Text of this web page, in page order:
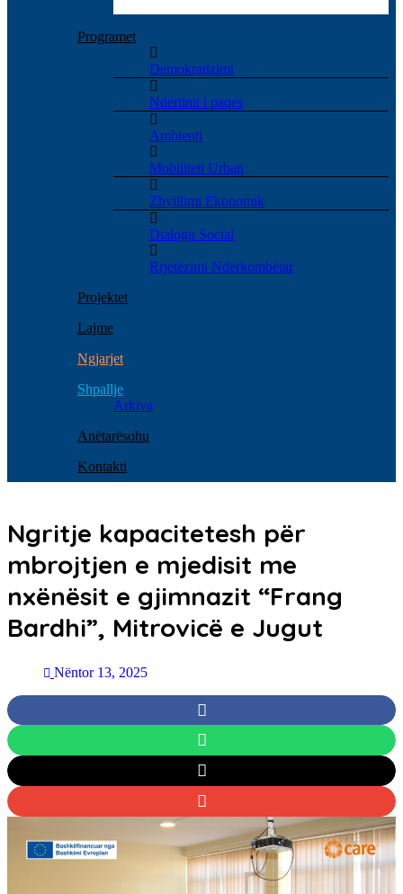
Programet
Demokratizimi
Ndërtimi i paqes
Ambienti
Mobiliteti Urban
Zhvillimi Ekonomik
Dialogu Social
Rrjetëzimi Ndërkombëtar
Projektet
Lajme
Ngjarjet
Shpallje
Arkiva
Anëtarësohu
Kontakti
Ngritje kapacitetesh për
mbrojtjen e mjedisit me
nxënësit e gjimnazit “Frang
Bardhi”, Mitrovicë e Jugut
Nëntor 13, 2025